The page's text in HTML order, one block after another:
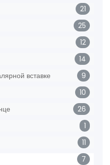
21
25
12
14
вставке
9
10
26
1
11
7